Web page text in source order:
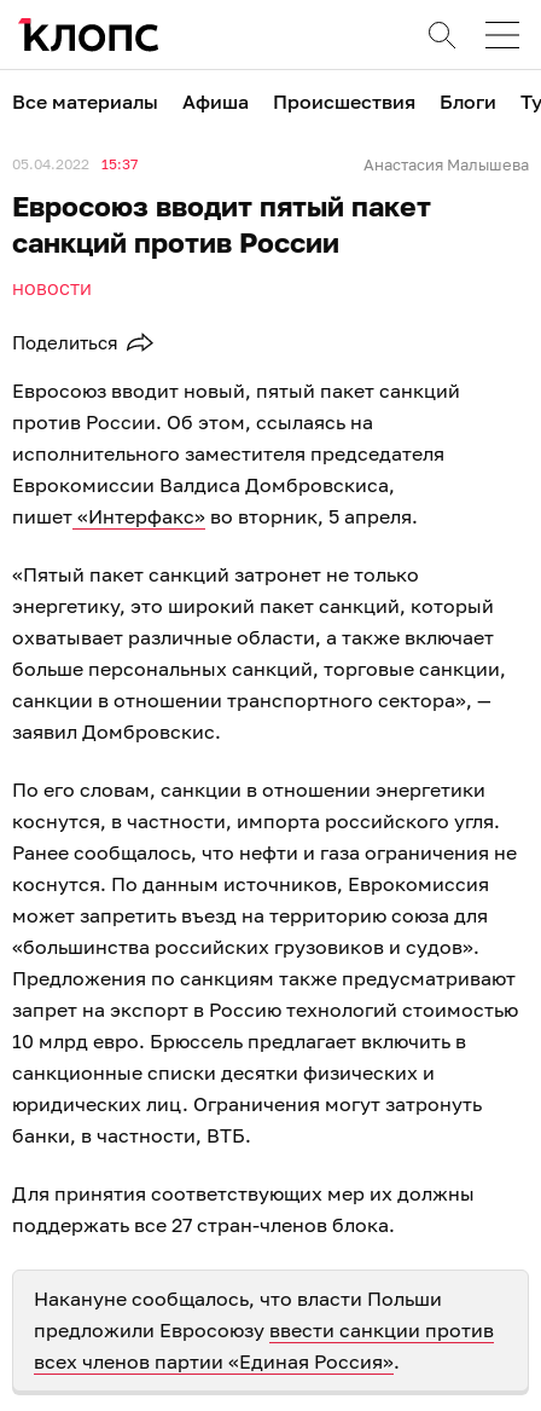
Все материалы Афиша Происшествия Блоги
05.04.2022 15:37 Анастасия Малышева
Евросоюз вводит пятый пакет
санкций против России
НОВОСТИ
Поделиться
Евросоюз вводит новый, пятый пакет санкций
против России. Об этом, ссылаясь на
исполнительного заместителя председателя
Еврокомиссии Валдиса Домбровскиса,
пишет «Интерфакс» во вторник, 5 апреля.
«Пятый пакет санкций затронет не только
энергетику, это широкий пакет санкций, который
охватывает различные области, а также включает
больше персональных санкций, торговые санкции,
санкции в отношении транспортного сектора», —
заявил Домбровскис.
По его словам, санкции в отношении энергетики
коснутся, в частности, импорта российского угля.
Ранее сообщалось, что нефти и газа ограничения не
коснутся. По данным источников, Еврокомиссия
может запретить въезд на территорию союза для
«большинства российских грузовиков и судов».
Предложения по санкциям также предусматривают
запрет на экспорт в Россию технологий стоимостью
10 млрд евро. Брюссель предлагает включить в
санкционные списки десятки физических и
юридических лиц. Ограничения могут затронуть
банки, в частности, ВТБ.
Для принятия соответствующих мер их должны
поддержать все 27 стран-членов блока.
Накануне сообщалось, что власти Польши
предложили Евросоюзу ввести санкции против
всех членов партии «Единая Россия».